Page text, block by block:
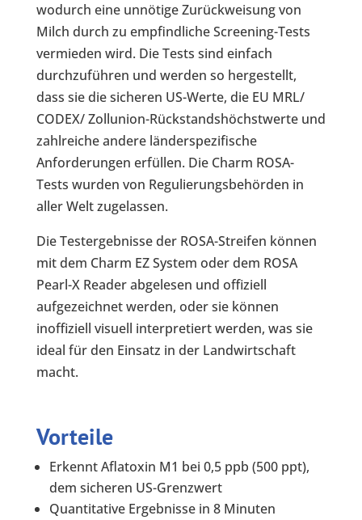
wodurch eine unnötige Zurückweisung von
Milch durch zu empfindliche Screening-Tests
vermieden wird. Die Tests sind einfach
durchzuführen und werden so hergestellt,
dass sie die sicheren US-Werte, die EU MRL/
CODEX/ Zollunion-Rückstandshöchstwerte und
zahlreiche andere länderspezifische
Anforderungen erfüllen. Die Charm ROSA-
Tests wurden von Regulierungsbehörden in
aller Welt zugelassen.
Die Testergebnisse der ROSA-Streifen können
mit dem Charm EZ System oder dem ROSA
Pearl-X Reader abgelesen und offiziell
aufgezeichnet werden, oder sie können
inoffiziell visuell interpretiert werden, was sie
ideal für den Einsatz in der Landwirtschaft
macht.
Vorteile
Erkennt Aflatoxin M1 bei 0,5 ppb (500 ppt),
dem sicheren US-Grenzwert
Quantitative Ergebnisse in 8 Minuten